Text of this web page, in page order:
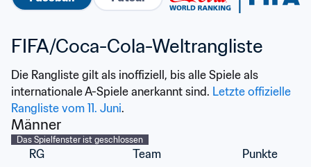
FIFA/Coca-Cola-Weltrangliste
Die Rangliste gilt als inoffiziell, bis alle Spiele als
internationale A-Spiele anerkannt sind. Letzte offizielle
Rangliste vom 11. Juni.
Männer
Das Spielfenster ist geschlossen
RG Team Punkte